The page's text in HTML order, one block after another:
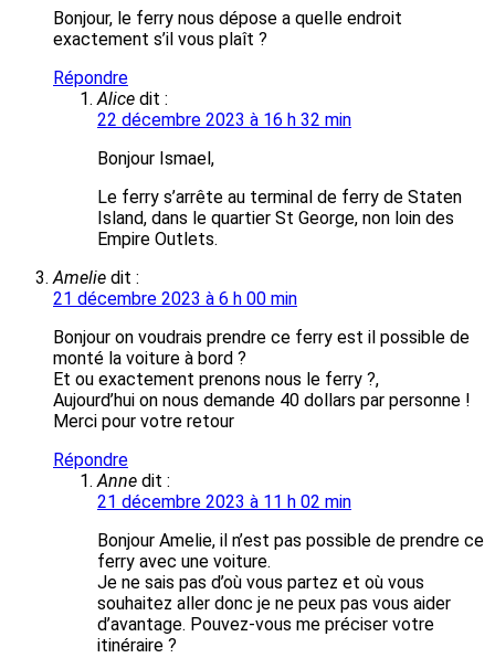
Bonjour, le ferry nous dépose a quelle endroit
exactement s’il vous plaît ?
Répondre
Alice dit :
22 décembre 2023 à 16 h 32 min
Bonjour Ismael,
Le ferry s’arrête au terminal de ferry de Staten
Island, dans le quartier St George, non loin des
Empire Outlets.
Amelie dit :
21 décembre 2023 à 6 h 00 min
Bonjour on voudrais prendre ce ferry est il possible de
monté la voiture à bord ?
Et ou exactement prenons nous le ferry ?,
Aujourd’hui on nous demande 40 dollars par personne !
Merci pour votre retour
Répondre
Anne dit :
21 décembre 2023 à 11 h 02 min
Bonjour Amelie, il n’est pas possible de prendre ce
ferry avec une voiture.
Je ne sais pas d’où vous partez et où vous
souhaitez aller donc je ne peux pas vous aider
d’avantage. Pouvez-vous me préciser votre
itinéraire ?